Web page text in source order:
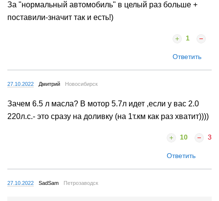
За "нормальный автомобиль" в целый раз больше +
поставили-значит так и есть!)
1
Ответить
27.10.2022 Дмитрий Новосибирск
Зачем 6.5 л масла? В мотор 5.7л идет ,если у вас 2.0
220л.с.- это сразу на доливку (на 1т.км как раз хватит))))
10 3
Ответить
27.10.2022 SadSam Петрозаводск